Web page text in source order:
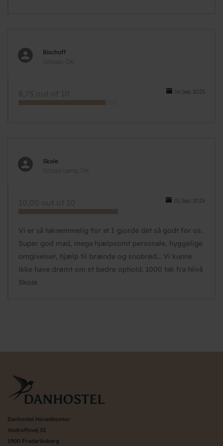
Bischoff
Groups, DK
16.Sep.2025
8,75 out of 10
Skole
School camp, DK
01.Sep.2025
10,00 out of 10
Vi er så taknemmelig for at I gjorde det så godt for os.
Super god mad, mega hjælpsomt personale, hyggelige
omgivelser, hjælp til brænde og snobrød... Vi kunne
ikke have drømt om et bedre ophold. 1000 tak fra Nivå
Skole
Danhostel Hovedkontor
Vodroffsvej 32
1900 Frederiksberg